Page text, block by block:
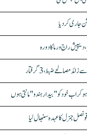
راج ورما کا دورہ
کر اب خود کو "بیدار ہندو" مانتی ہوں
جنرل کا عہدہ سنبھال لیا